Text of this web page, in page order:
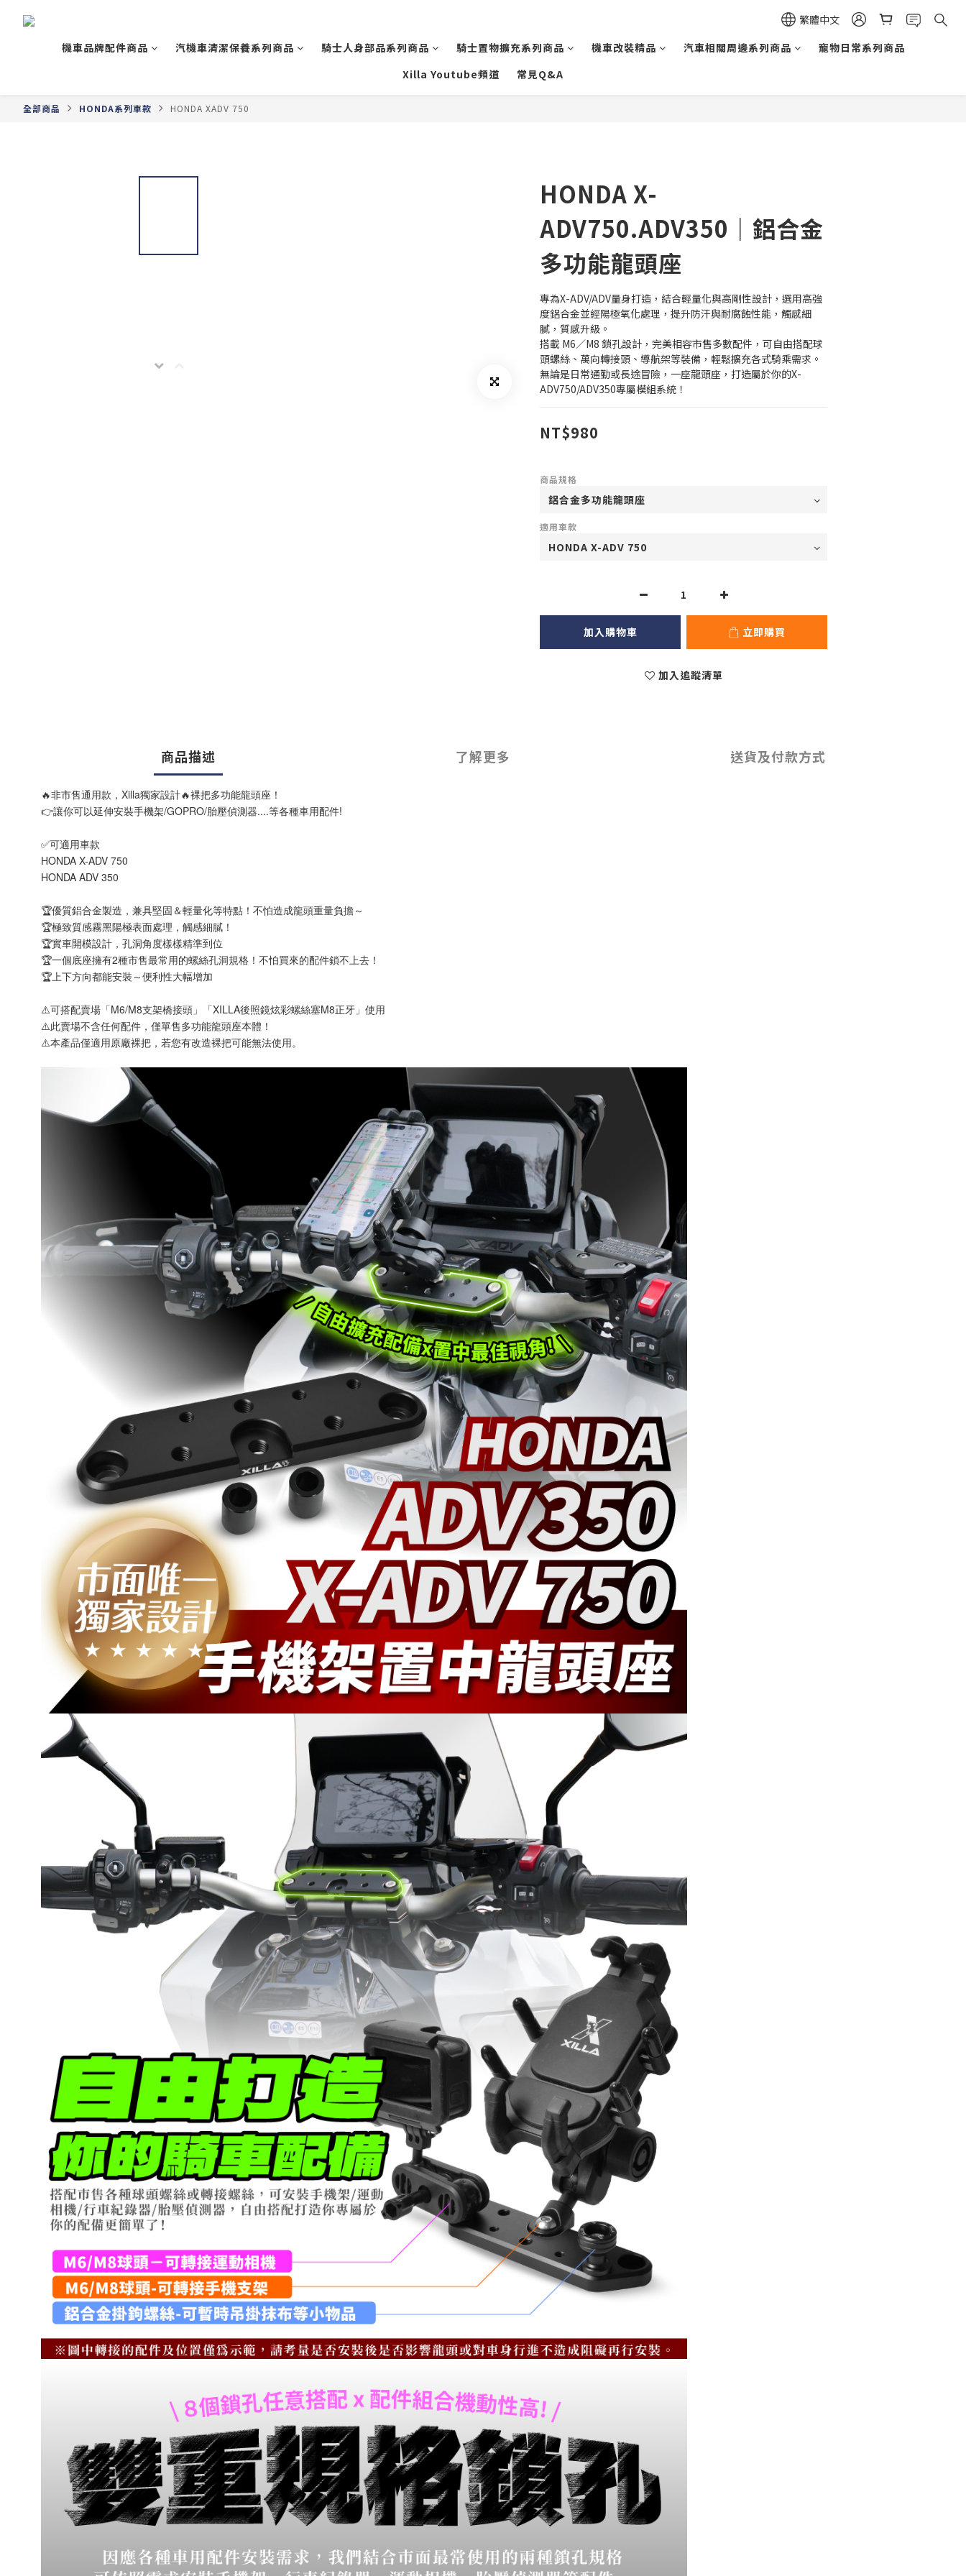
繁體中文
機車品牌配件商品
汽機車清潔保養系列商品 騎士人身部品系列商品 騎士置物擴充系列商品 機車改裝精品 汽車相關周邊系列商品
寵物日常系列商品
Xilla Youtube頻道
常見Q&A
全部商品 HONDA系列車款 HONDA XADV 750
HONDA X-
ADV750.ADV350｜鋁合金
多功能龍頭座
專為X-ADV/ADV量身打造，結合輕量化與高剛性設計，選用高強
度鋁合金並經陽極氧化處理，提升防汗與耐腐蝕性能，觸感細
膩，質感升級。
搭載 M6／M8 鎖孔設計，完美相容市售多數配件，可自由搭配球
頭螺絲、萬向轉接頭、導航架等裝備，輕鬆擴充各式騎乘需求。
無論是日常通勤或長途冒險，一座龍頭座，打造屬於你的X-
ADV750/ADV350專屬模組系統！
NT$980
商品規格
適用車款
加入購物車 立即購買
加入追蹤清單
商品描述 了解更多 送貨及付款方式
🔥非市售通用款，Xilla獨家設計🔥裸把多功能龍頭座！
👉讓你可以延伸安裝手機架/GOPRO/胎壓偵測器....等各種車用配件!
✅可適用車款
HONDA X-ADV 750
HONDA ADV 350
🏆優質鋁合金製造，兼具堅固＆輕量化等特點！不怕造成龍頭重量負擔～
🏆極致質感霧黑陽極表面處理，觸感細膩！
🏆實車開模設計，孔洞角度樣樣精準到位
🏆一個底座擁有2種市售最常用的螺絲孔洞規格！不怕買來的配件鎖不上去！
🏆上下方向都能安裝～便利性大幅增加
⚠️可搭配賣場「M6/M8支架橋接頭」「XILLA後照鏡炫彩螺絲塞M8正牙」使用
⚠️此賣場不含任何配件，僅單售多功能龍頭座本體！
⚠️本產品僅適用原廠裸把，若您有改造裸把可能無法使用。